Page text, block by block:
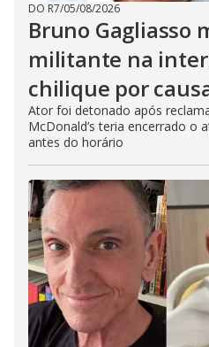
DO R7/05/08/2026
Bruno Gagliasso
militante na
chilique por
Ator foi detonado após
McDonald’s teria encerrado o
antes do horário